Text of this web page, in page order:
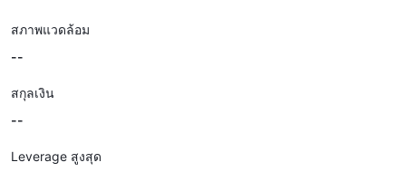
สภาพแวดล้อม
--
สกุลเงิน
--
Leverage สูงสุด